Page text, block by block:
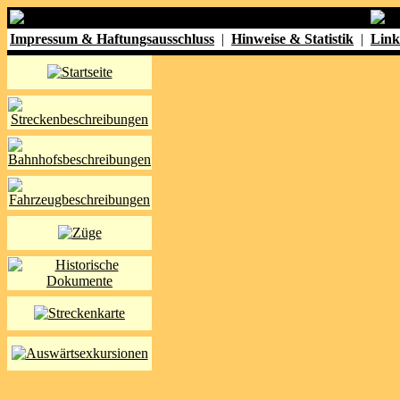
Impressum & Haftungsausschluss | Hinweise & Statistik |